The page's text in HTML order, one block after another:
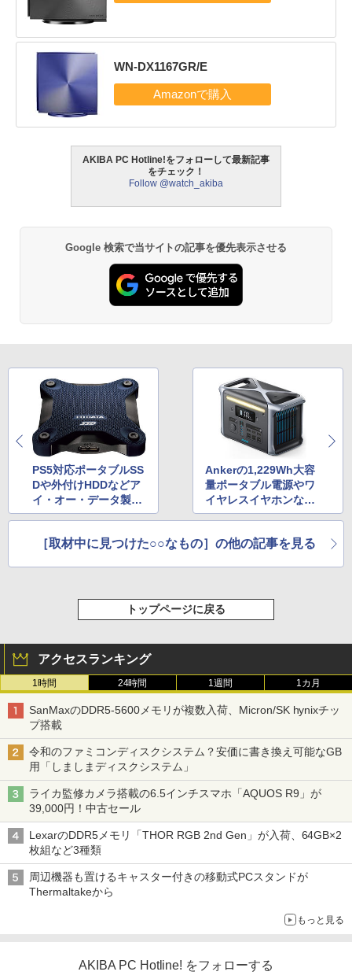
WN-DX1167GR/E
AKIBA PC Hotline!をフォローして最新記事
をチェック！
Follow @watch_akiba
Google 検索で当サイトの記事を優先表示させる
PS5対応ポータブルSS
Dや外付けHDDなどア
イ・オー・データ製品
がお得！Amazonタイ
Ankerの1,229Wh大容
量ポータブル電源やワ
イヤレスイヤホンなど
がお得！Amazonタイ
［取材中に見つけた○○なもの］の他の記事を見る
トップページに戻る
アクセスランキング
1時間 24時間 1週間 1カ月
SanMaxのDDR5-5600メモリが複数入荷、Micron/SK hynixチッ
プ搭載
令和のファミコンディスクシステム？安価に書き換え可能なGB
用「しましまディスクシステム」
ライカ監修カメラ搭載の6.5インチスマホ「AQUOS R9」が
39,000円！中古セール
LexarのDDR5メモリ「THOR RGB 2nd Gen」が入荷、64GB×2
枚組など3種類
周辺機器も置けるキャスター付きの移動式PCスタンドが
Thermaltakeから
もっと見る
AKIBA PC Hotline! をフォローする